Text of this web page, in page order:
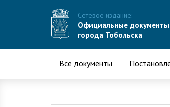
Сетевое издание:
Официальные документы
города Тобольска
Все документы